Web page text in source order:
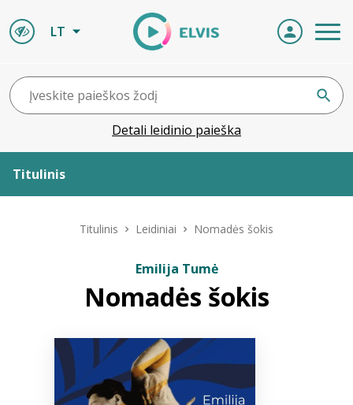
LT
Detali leidinio paieška
Titulinis
ELVIS atvyksta
Naujienos
Bibliotekoms
Titulinis Leidiniai Nomadės šokis
Emilija Tumė
Nomadės šokis